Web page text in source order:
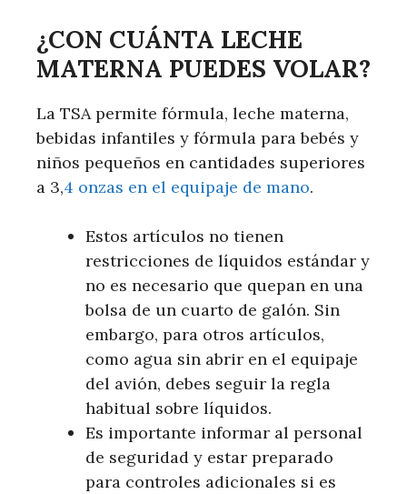
¿CON CUÁNTA LECHE
MATERNA PUEDES VOLAR?
La TSA permite fórmula, leche materna,
bebidas infantiles y fórmula para bebés y
niños pequeños en cantidades superiores
a 3,4 onzas en el equipaje de mano.
Estos artículos no tienen
restricciones de líquidos estándar y
no es necesario que quepan en una
bolsa de un cuarto de galón. Sin
embargo, para otros artículos,
como agua sin abrir en el equipaje
del avión, debes seguir la regla
habitual sobre líquidos.
Es importante informar al personal
de seguridad y estar preparado
para controles adicionales si es